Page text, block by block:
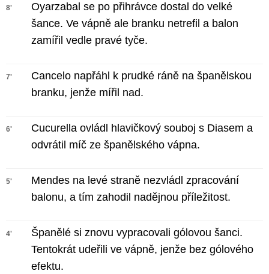
8'
Oyarzabal se po přihrávce dostal do velké
šance. Ve vápně ale branku netrefil a balon
zamířil vedle pravé tyče.
7'
Cancelo napřáhl k prudké ráně na španělskou
branku, jenže mířil nad.
6'
Cucurella ovládl hlavičkový souboj s Diasem a
odvrátil míč ze španělského vápna.
5'
Mendes na levé straně nezvládl zpracování
balonu, a tím zahodil nadějnou příležitost.
4'
Španělé si znovu vypracovali gólovou šanci.
Tentokrát udeřili ve vápně, jenže bez gólového
efektu.